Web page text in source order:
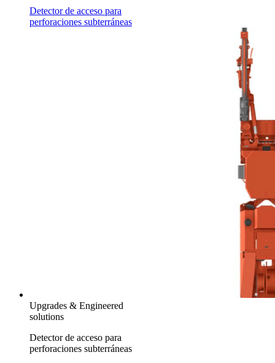
Detector de acceso para
perforaciones subterráneas
Upgrades & Engineered
solutions
Detector de acceso para
perforaciones subterráneas